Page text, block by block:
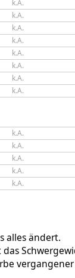
k.A.
k.A.
k.A.
k.A.
k.A.
k.A.
k.A.
k.A.
k.A.
k.A.
k.A.
k.A.
k.A.
alles ändert.
das